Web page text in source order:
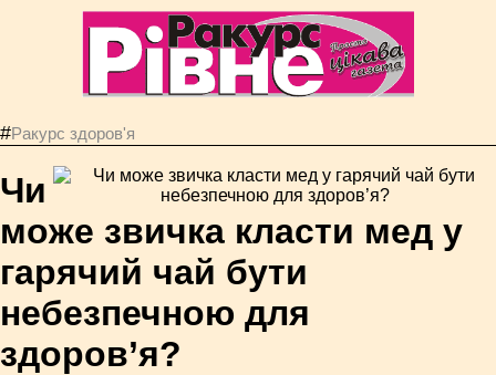
#Ракурс здоров'я
Чи
може звичка класти мед у
гарячий чай бути
небезпечною для
здоров’я?